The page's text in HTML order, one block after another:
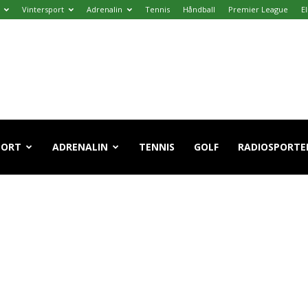
Vintersport Adrenalin Tennis Håndball Premier League
ADRENALIN TENNIS GOLF